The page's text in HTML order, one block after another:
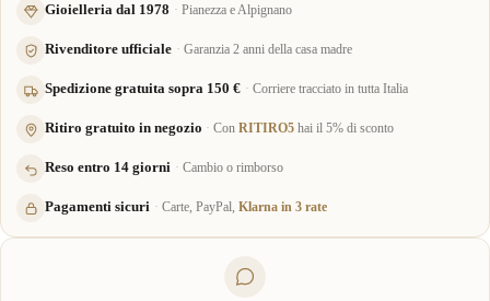
Gioielleria dal 1978 Pianezza e Alpignano
Rivenditore ufficiale Garanzia 2 anni della casa madre
Spedizione gratuita sopra 150 € Corriere tracciato in tutta Italia
Ritiro gratuito in negozio Con RITIRO5 hai il 5% di sconto
Reso entro 14 giorni Cambio o rimborso
Pagamenti sicuri Carte, PayPal, Klarna in 3 rate